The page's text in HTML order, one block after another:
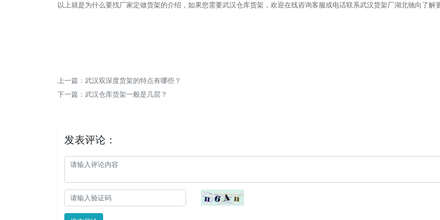
以上就是为什么要找厂家定做货架的介绍，如果您需要武汉仓库货架，欢迎在线咨询客服或电话联系武汉货架厂湖北驰向了解
上一篇： 武汉双深度货架的特点有哪些？
下一篇： 武汉仓库货架一般是几层？
发表评论：